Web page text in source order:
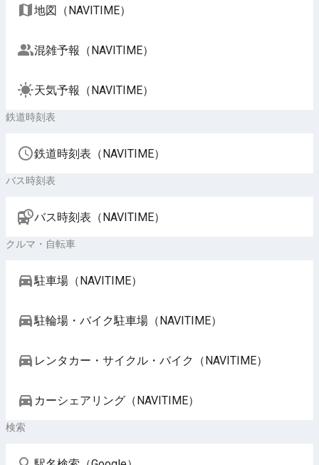
地図（NAVITIME）
混雑予報（NAVITIME）
天気予報（NAVITIME）
鉄道時刻表
鉄道時刻表（NAVITIME）
バス時刻表
バス時刻表（NAVITIME）
クルマ・自転車
駐車場（NAVITIME）
駐輪場・バイク駐車場（NAVITIME）
レンタカー・サイクル・バイク（NAVITIME）
カーシェアリング（NAVITIME）
検索